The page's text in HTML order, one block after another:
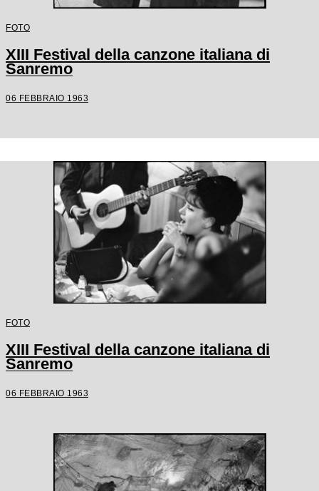
FOTO
XIII Festival della canzone italiana di
Sanremo
06 FEBBRAIO 1963
FOTO
XIII Festival della canzone italiana di
Sanremo
06 FEBBRAIO 1963